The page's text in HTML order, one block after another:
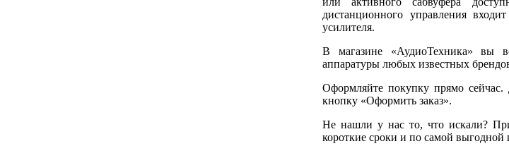
дистанционного управления
усилителя.
В магазине «АудиоТехника» вы
аппаратуры любых известных
Оформляйте покупку прямо
кнопку «Оформить заказ».
Не нашли у нас то, что искали?
короткие сроки и по самой выгодной